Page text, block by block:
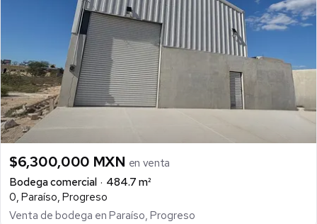
$6,300,000 MXN en venta
Bodega comercial
484.7 m²
0, Paraíso, Progreso
Venta de bodega en Paraíso, Progreso